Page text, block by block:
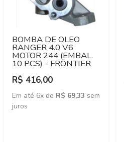
BOMBA DE OLEO
RANGER 4.0 V6
MOTOR 244 (EMBAL.
10 PCS) - FRONTIER
R$ 416,00
Em até 6x de R$ 69,33 sem
juros